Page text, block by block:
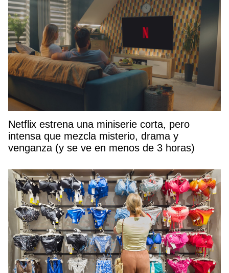
Netflix estrena una miniserie corta, pero
intensa que mezcla misterio, drama y
venganza (y se ve en menos de 3 horas)